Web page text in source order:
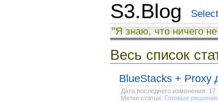
S3.Blog
"Я знаю, что ничего
Весь список
BlueStacks + Proxy
Дата последнего изменения:
Метки статьи: Готовые решения